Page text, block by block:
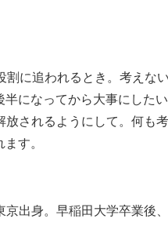
割に追われるとき。考えな
になってから大事にした
されるようにして。何も
す。
出身。早稲田大学卒業後